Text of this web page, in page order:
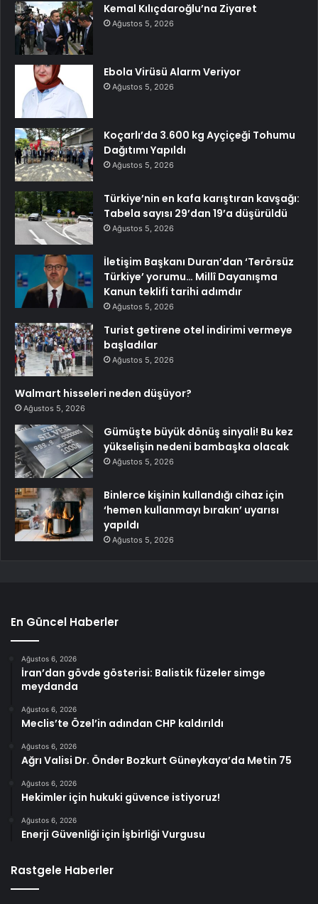
Kemal Kılıçdaroğlu’na Ziyaret
Ağustos 5, 2026
Ebola Virüsü Alarm Veriyor
Ağustos 5, 2026
Koçarlı’da 3.600 kg Ayçiçeği Tohumu
Dağıtımı Yapıldı
Ağustos 5, 2026
Türkiye’nin en kafa karıştıran kavşağı:
Tabela sayısı 29’dan 19’a düşürüldü
Ağustos 5, 2026
İletişim Başkanı Duran’dan ‘Terörsüz
Türkiye’ yorumu… Millî Dayanışma
Kanun teklifi tarihi adımdır
Ağustos 5, 2026
Turist getirene otel indirimi vermeye
başladılar
Ağustos 5, 2026
Walmart hisseleri neden düşüyor?
Ağustos 5, 2026
Gümüşte büyük dönüş sinyali! Bu kez
yükselişin nedeni bambaşka olacak
Ağustos 5, 2026
Binlerce kişinin kullandığı cihaz için
‘hemen kullanmayı bırakın’ uyarısı
yapıldı
Ağustos 5, 2026
En Güncel Haberler
Ağustos 6, 2026
İran’dan gövde gösterisi: Balistik füzeler simge
meydanda
Ağustos 6, 2026
Meclis’te Özel’in adından CHP kaldırıldı
Ağustos 6, 2026
Ağrı Valisi Dr. Önder Bozkurt Güneykaya’da Metin 75
Ağustos 6, 2026
Hekimler için hukuki güvence istiyoruz!
Ağustos 6, 2026
Enerji Güvenliği için İşbirliği Vurgusu
Rastgele Haberler